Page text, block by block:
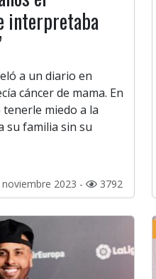
interpretaba
a un diario en
cáncer de mama. En
miedo a la
su familia sin su
2023 - 3792